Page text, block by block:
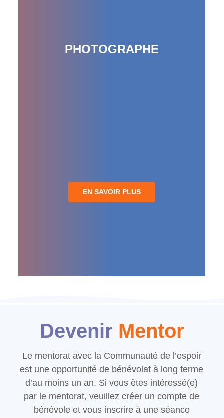
PHOTOGRAPHE
EN SAVOIR PLUS
Devenir Mentor
Le mentorat avec la Communauté de l’espoir
est une opportunité de bénévolat à long terme
d’au moins un an. Si vous êtes intéressé(e)
par le mentorat, veuillez créer un compte de
bénévole et vous inscrire à une séance